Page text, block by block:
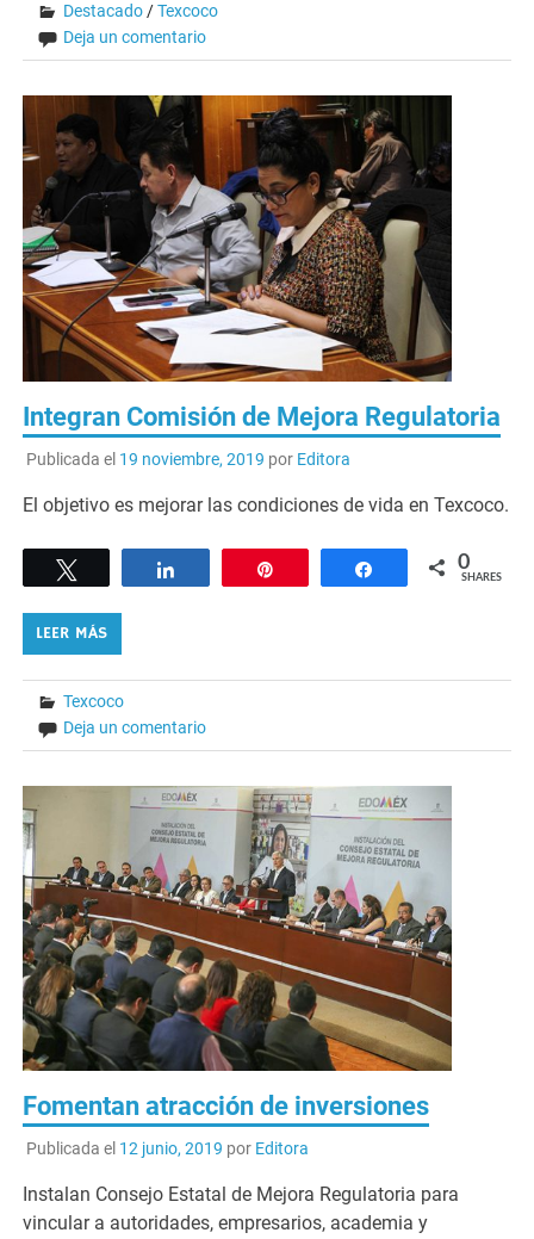
Destacado/Texcoco
Deja un comentario
Integran Comisión de Mejora Regulatoria
Publicada el 19 noviembre, 2019 por Editora
El objetivo es mejorar las condiciones de vida en Texcoco.
Share 0
SHARES
LEER MÁS
Texcoco
Deja un comentario
Fomentan atracción de inversiones
Publicada el 12 junio, 2019 por Editora
Instalan Consejo Estatal de Mejora Regulatoria para
vincular a autoridades, empresarios, academia y